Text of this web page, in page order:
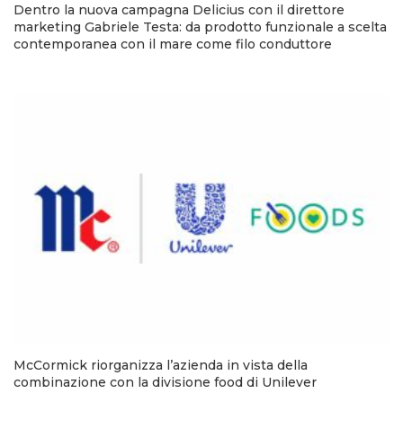
Dentro la nuova campagna Delicius con il direttore
marketing Gabriele Testa: da prodotto funzionale a scelta
contemporanea con il mare come filo conduttore
McCormick riorganizza l’azienda in vista della
combinazione con la divisione food di Unilever